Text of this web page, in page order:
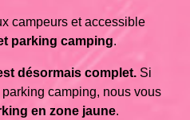
campeurs et accessible
parking camping.
désormais complet. Si
camping, nous vous
en zone jaune.